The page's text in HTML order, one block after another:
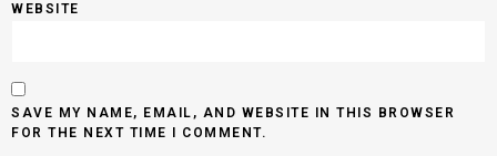
WEBSITE
SAVE MY NAME, EMAIL, AND WEBSITE IN THIS BROWSER
FOR THE NEXT TIME I COMMENT.